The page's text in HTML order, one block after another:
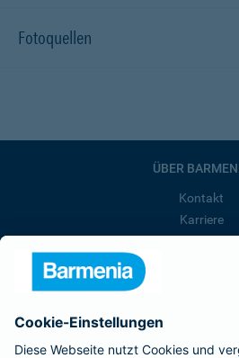
Fotoquellen
ÜBER
Kontakt
Karriere
Barmenia ist Teil der